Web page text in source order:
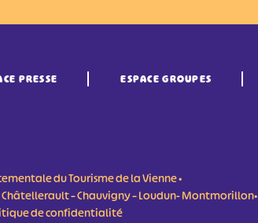
PRESSE ESPACE GROUPES
du Tourisme de la Vienne •
– Chauvigny – Loudun- Montmorillon•
de confidentialité